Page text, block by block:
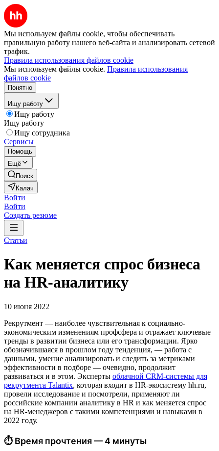
Мы используем файлы cookie, чтобы обеспечивать
правильную работу нашего веб-сайта и анализировать сетевой
трафик.
Правила использования файлов cookie
Мы используем файлы cookie. Правила использования
файлов cookie
Понятно
Ищу работу
Ищу работу
Ищу работу
Ищу сотрудника
Сервисы
Помощь
Ещё
Поиск
Калач
Войти
Войти
Создать резюме
Статьи
Как меняется спрос бизнеса
на HR-аналитику
10 июня 2022
Рекрутмент — наиболее чувствительная к социально-
экономическим изменениям профсфера и отражает ключевые
тренды в развитии бизнеса или его трансформации. Ярко
обозначившаяся в прошлом году тенденция, — работа c
данными, умение анализировать и следить за метриками
эффективности в подборе — очевидно, продолжит
развиваться и в этом. Эксперты облачной CRM-системы для
рекрутмента Talantix, которая входит в HR-экосистему hh.ru,
провели исследование и посмотрели, применяют ли
российские компании аналитику в HR и как меняется спрос
на HR-менеджеров с такими компетенциями и навыками в
2022 году.
⏱ Время прочтения — 4 минуты